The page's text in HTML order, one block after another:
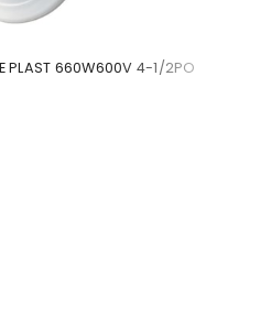
PLAST 660W600V 4-1/2PO